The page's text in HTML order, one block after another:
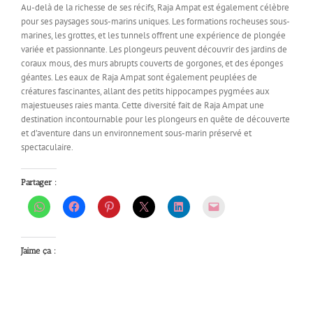
Au-delà de la richesse de ses récifs, Raja Ampat est également célèbre
pour ses paysages sous-marins uniques. Les formations rocheuses sous-
marines, les grottes, et les tunnels offrent une expérience de plongée
variée et passionnante. Les plongeurs peuvent découvrir des jardins de
coraux mous, des murs abrupts couverts de gorgones, et des éponges
géantes. Les eaux de Raja Ampat sont également peuplées de
créatures fascinantes, allant des petits hippocampes pygmées aux
majestueuses raies manta. Cette diversité fait de Raja Ampat une
destination incontournable pour les plongeurs en quête de découverte
et d’aventure dans un environnement sous-marin préservé et
spectaculaire.
Partager :
J’aime ça :